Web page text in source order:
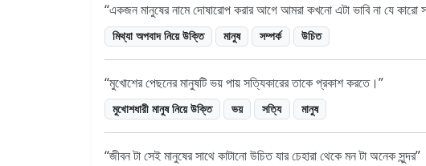
একজন মানুষের নামে দোষারোপ করার আগে আমরা কখনো এটা ভাবি না যে
মিথ্যা অপবাদ নিয়ে উক্তি মানুষ সম্পর্ক উচিত
মুখোশের পেছনের মানুষটি ভয় পায় সত্যিকারের তাকে প্রকাশ করতে।
মুখোশধারী মানুষ নিয়ে উক্তি ভয় সত্যি মানুষ
জীবন টা সেই মানুষের সাথে কাটানো উচিত যার চেহারা থেকে মন টা অনেক সুন্দর